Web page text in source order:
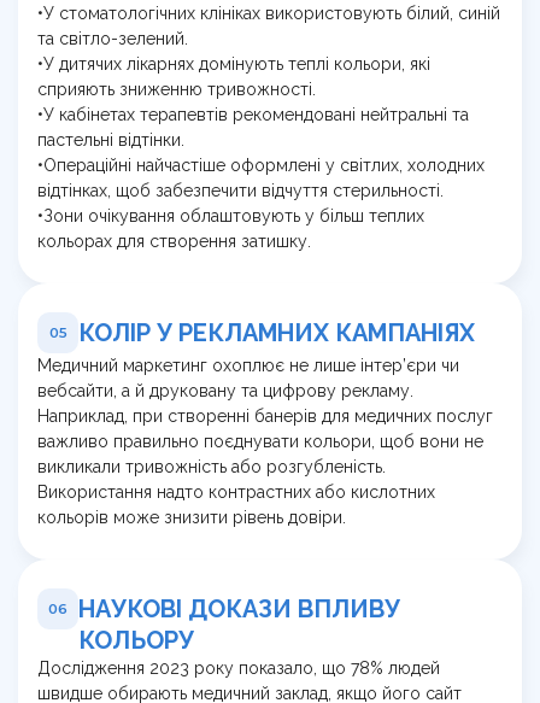
•У стоматологічних клініках використовують білий, синій
та світло-зелений.
•У дитячих лікарнях домінують теплі кольори, які
сприяють зниженню тривожності.
•У кабінетах терапевтів рекомендовані нейтральні та
пастельні відтінки.
•Операційні найчастіше оформлені у світлих, холодних
відтінках, щоб забезпечити відчуття стерильності.
•Зони очікування облаштовують у більш теплих
кольорах для створення затишку.
05 КОЛІР У РЕКЛАМНИХ КАМПАНІЯХ
Медичний маркетинг охоплює не лише інтер’єри чи
вебсайти, а й друковану та цифрову рекламу.
Наприклад, при створенні банерів для медичних послуг
важливо правильно поєднувати кольори, щоб вони не
викликали тривожність або розгубленість.
Використання надто контрастних або кислотних
кольорів може знизити рівень довіри.
06
НАУКОВІ ДОКАЗИ ВПЛИВУ
КОЛЬОРУ
Дослідження 2023 року показало, що 78% людей
швидше обирають медичний заклад, якщо його сайт